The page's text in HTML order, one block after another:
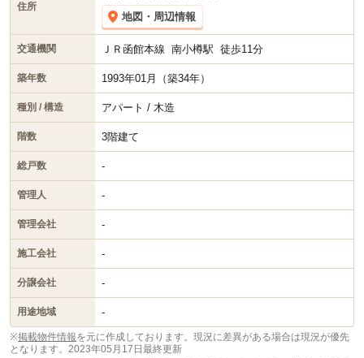
住所
地図・周辺情報
交通機関 ＪＲ函館本線 南小樽駅 徒歩11分
築年数 1993年01月（築34年）
種別 / 構造 アパート / 木造
階数 3階建て
総戸数 -
管理人 -
管理会社 -
施工会社 -
分譲会社 -
用途地域 -
※掲載物件情報を元に作成しております。現況に差異がある場合は現況が優先
となります。 2023年05月17日最終更新